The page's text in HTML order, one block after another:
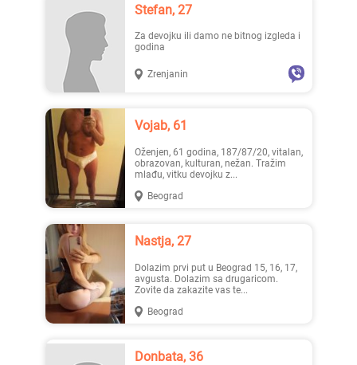
Lisa ..., 28
Teodo..., 43
Nastja, 27
Stefan, 27
Za devojku ili damo ne bitnog izgleda i
godina
Zrenjanin
Vojab, 61
Oženjen, 61 godina, 187/87/20, vitalan,
obrazovan, kulturan, nežan. Tražim
mlađu, vitku devojku z...
Beograd
Nastja, 27
Dolazim prvi put u Beograd 15, 16, 17,
avgusta. Dolazim sa drugaricom.
Zovite da zakazite vas te...
Beograd
Donbata, 36